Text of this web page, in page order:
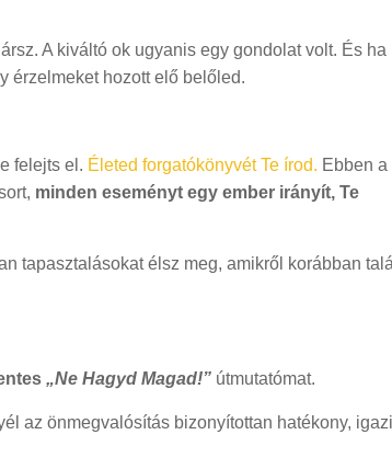
A kiváltó ok ugyanis egy gondolat volt. És ha
érzelmeket hozott elő belőled.
felejts el. Életed forgatókönyvét Te írod. Ebben a
minden eseményt egy ember irányít, Te
tapasztalásokat élsz meg, amikről korábban
„Ne Hagyd Magad!” útmutatómat.
az önmegvalósítás bizonyítottan hatékony, igazi